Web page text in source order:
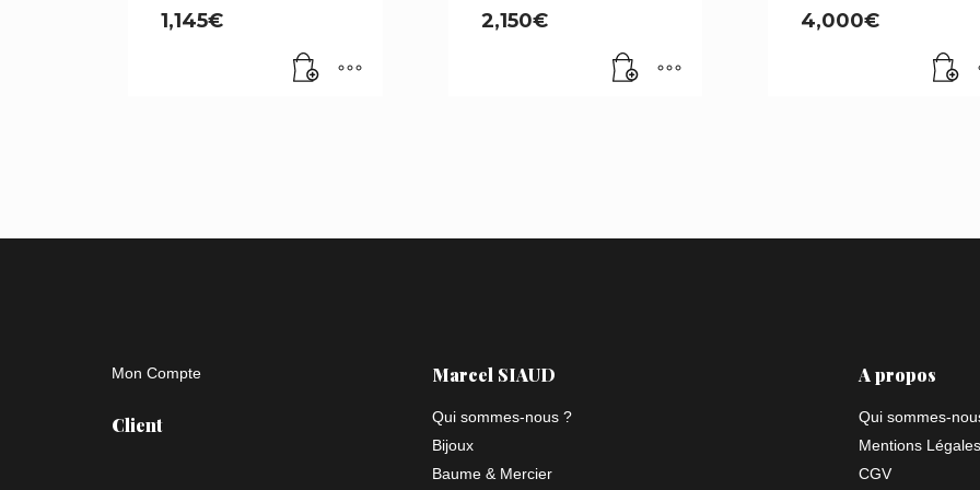
1,145€ 2,150€ 4,000€
Mon Compte
Client
Marcel SIAUD
Qui sommes-nous ?
Bijoux
Baume & Mercier
A propos
Qui sommes-
Mentions Légales
CGV